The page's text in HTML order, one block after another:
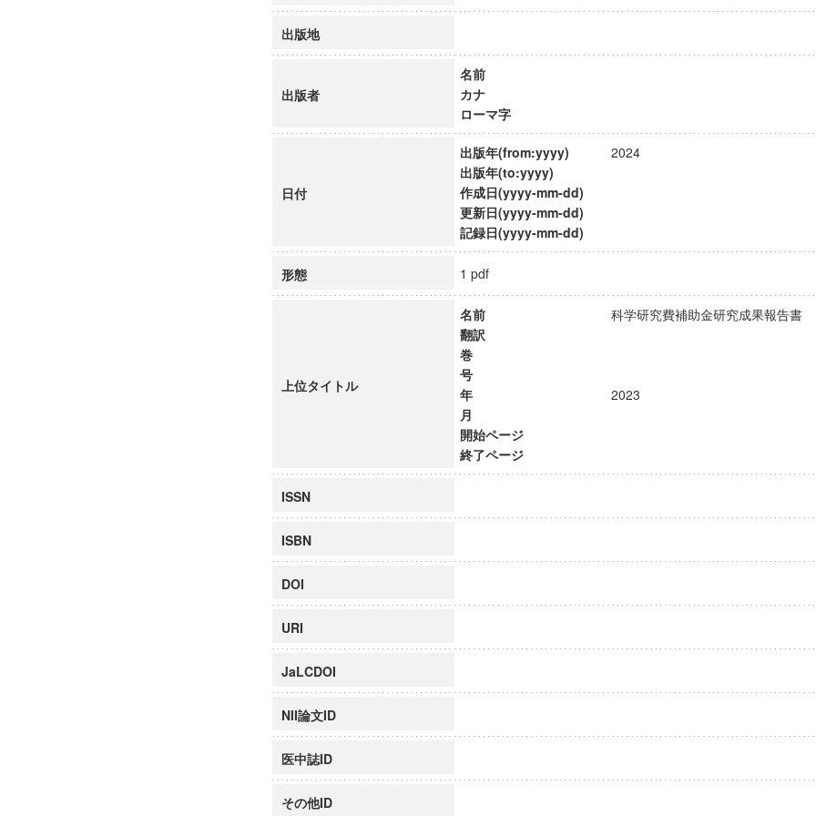
出版地
出版者
名前
カナ
ローマ字
日付
出版年(from:yyyy)
2024
出版年(to:yyyy)
作成日(yyyy-mm-dd)
更新日(yyyy-mm-dd)
記録日(yyyy-mm-dd)
形態 1 pdf
上位タイトル
名前
科学研究費補助金研究成果報告
翻訳
巻
号
年
2023
月
開始ページ
終了ページ
ISSN
ISBN
DOI
URI
JaLCDOI
NII論文ID
医中誌ID
その他ID